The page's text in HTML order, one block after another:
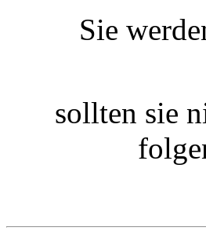
Sie
sollten sie